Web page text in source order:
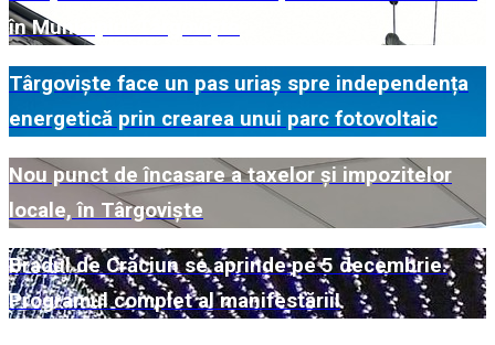
în Municipiul Târgoviște
Târgoviște face un pas uriaș spre independența
energetică prin crearea unui parc fotovoltaic
Nou punct de încasare a taxelor și impozitelor
locale, în Târgoviște
Bradul de Crăciun se aprinde pe 5 decembrie.
Programul complet al manifestării!